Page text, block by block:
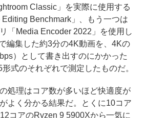
Classic」を実際に使用する
Editing Benchmark」、もう一つは
「Media Encoder 2022」を使用し
編集した約3分の4K動画を、4Kの
）として書き出すのにかかった
式のそれぞれで測定したものだ。
処理はコア数が多いほど快適度が
よく分かる結果だ。とくに10コア
コアのRyzen 9 5900Xから一気に